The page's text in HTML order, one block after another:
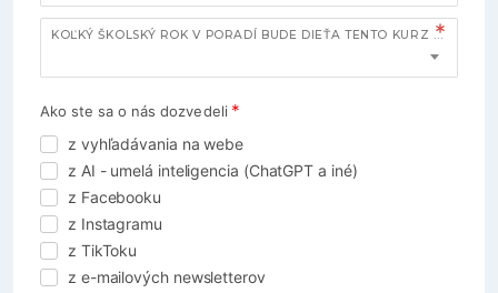
KOĽKÝ ŠKOLSKÝ ROK V PORADÍ BUDE DIEŤA TENTO KURZ NAVŠTEVOVAŤ?
Ako ste sa o nás dozvedeli
z vyhľadávania na webe
z AI - umelá inteligencia (ChatGPT a iné)
z Facebooku
z Instagramu
z TikToku
z e-mailových newsletterov